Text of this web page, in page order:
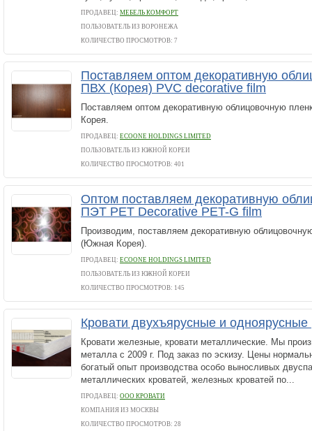
ПРОДАВЕЦ: МЕБЕЛЬ КОМФОРТ
ПОЛЬЗОВАТЕЛЬ ИЗ ВОРОНЕЖА
КОЛИЧЕСТВО ПРОСМОТРОВ: 7
Поставляем оптом декоративную
ПВХ (Корея) PVC decorative film
Поставляем оптом декоративную облицовочную
Корея.
ПРОДАВЕЦ: ECOONE HOLDINGS LIMITED
ПОЛЬЗОВАТЕЛЬ ИЗ ЮЖНОЙ КОРЕИ
КОЛИЧЕСТВО ПРОСМОТРОВ: 401
Оптом поставляем декоративную
ПЭТ PET Decorative PET-G film
Производим, поставляем декоративную
(Южная Корея).
ПРОДАВЕЦ: ECOONE HOLDINGS LIMITED
ПОЛЬЗОВАТЕЛЬ ИЗ ЮЖНОЙ КОРЕИ
КОЛИЧЕСТВО ПРОСМОТРОВ: 145
Кровати двухъярусные и одноярусные
Кровати железные, кровати металлические. Мы
металла с 2009 г. Под заказ по эскизу. Цены
богатый опыт производства особо выносливых
металлических кроватей, железных кроватей по...
ПРОДАВЕЦ: ООО КРОВАТИ
КОМПАНИЯ ИЗ МОСКВЫ
КОЛИЧЕСТВО ПРОСМОТРОВ: 28